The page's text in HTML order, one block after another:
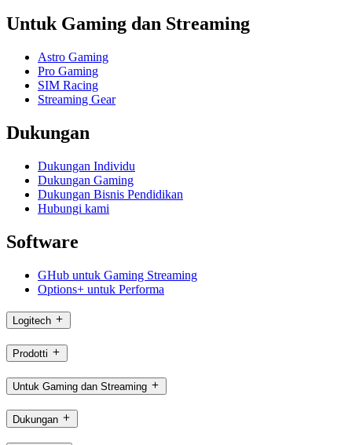
Untuk Gaming dan Streaming
Astro Gaming
Pro Gaming
SIM Racing
Streaming Gear
Dukungan
Dukungan Individu
Dukungan Gaming
Dukungan Bisnis Pendidikan
Hubungi kami
Software
GHub untuk Gaming Streaming
Options+ untuk Performa
Logitech
Prodotti
Untuk Gaming dan Streaming
Dukungan